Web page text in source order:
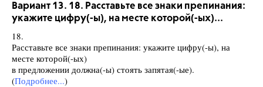
Вариант 13. 18. Расставьте все знаки препинания:
укажите цифру(-ы), на месте которой(-ых)...
18.
Расставьте все знаки препинания: укажите цифру(-ы), на
месте которой(-ых)
в предложении должна(-ы) стоять запятая(-ые).
(Подробнее...)